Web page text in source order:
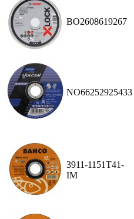
BO2608619267
NO66252925433
3911-1151T41-
IM